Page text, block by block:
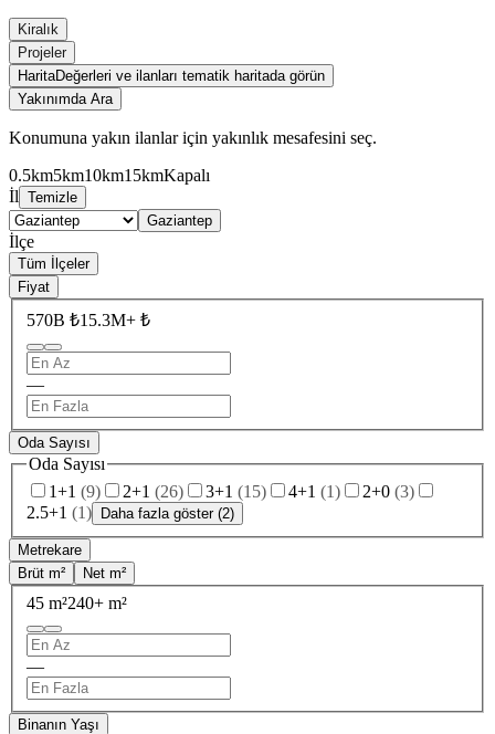
Kiralık
Projeler
HaritaDeğerleri ve ilanları tematik haritada görün
Yakınımda Ara
Konumuna yakın ilanlar için yakınlık mesafesini seç.
0.5km5km10km15kmKapalı
İl Temizle
Gaziantep
İlçe
Tüm İlçeler
Fiyat
570B ₺15.3M+ ₺
—
Oda Sayısı
Oda Sayısı
1+1 (9) 2+1 (26) 3+1 (15) 4+1 (1) 2+0 (3)
2.5+1 (1) Daha fazla göster (2)
Metrekare
Brüt m²
Net m²
45 m²240+ m²
—
Binanın Yaşı